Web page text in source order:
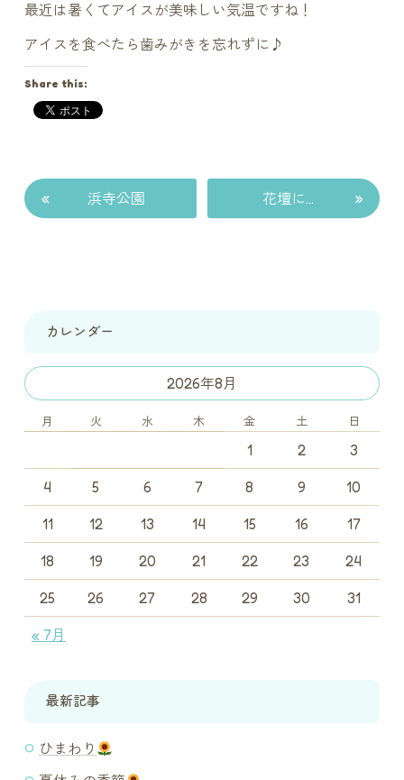
最近は暑くてアイスが美味しい気温ですね！
アイスを食べたら歯みがきを忘れずに♪
Share this:
« 浜寺公園 花壇に… »
カレンダー
2026年8月
月 火 水 木 金 土 日
1 2 3
4 5 6 7 8 9 10
11 12 13 14 15 16 17
18 19 20 21 22 23 24
25 26 27 28 29 30 31
« 7月
最新記事
ひまわり